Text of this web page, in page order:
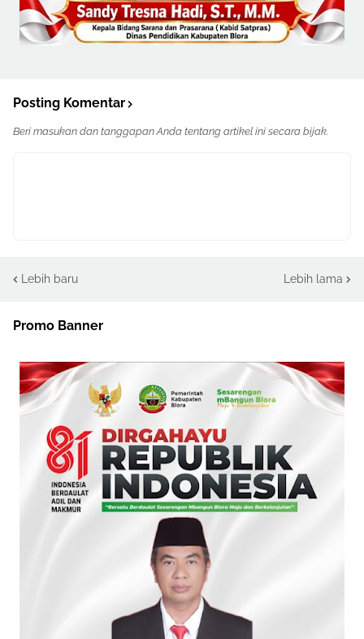
Posting Komentar
Beri masukan dan tanggapan Anda tentang artikel ini secara bijak.
Lebih baru Lebih lama
Promo Banner